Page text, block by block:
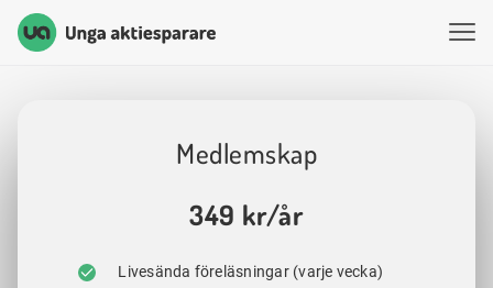
Unga Aktiesparare
Medlemskap
349 kr/år
Livesända föreläsningar (varje vecka)